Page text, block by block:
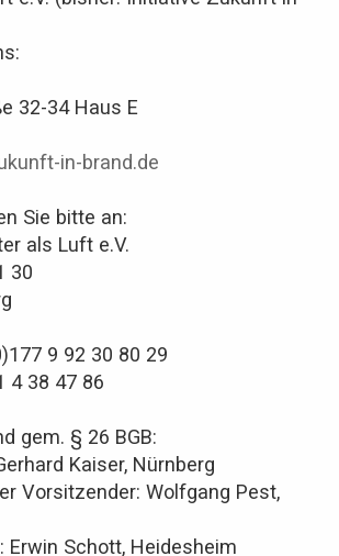
32-34 Haus E
in-brand.de
Sie bitte an:
als Luft e.V.
30
9 92 30 80 29
4 38 47 86
gem. § 26 BGB:
Kaiser, Nürnberg
Vorsitzender: Wolfgang Pest,
Erwin Schott, Heidesheim